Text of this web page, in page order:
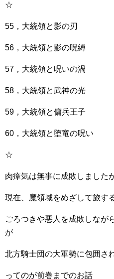
☆
55，大統領と影の刃
56，大統領と影の呪縛
57，大統領と呪いの渦
58，大統領と武神の光
59，大統領と傭兵王子
60，大統領と堕竜の呪い
☆
肉瘴気は無事に成敗しました
現在、魔領域をめざして旅す
ごろつきや悪人を成敗しなが
が
北方騎士団の大軍勢に包囲さ
ってのが前巻までのお話